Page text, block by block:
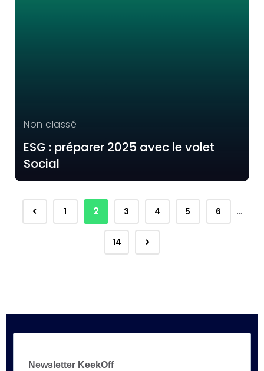
Non classé
ESG : préparer 2025 avec le volet
Social
1 2 3 4 5 6 …
14
Newsletter KeekOff